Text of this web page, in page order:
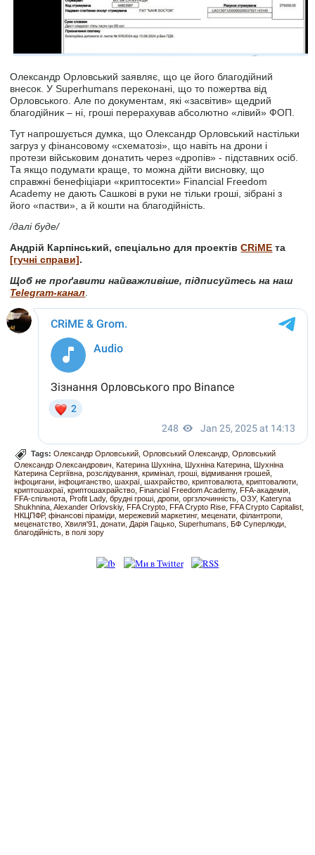
Олександр Орловський заявляє, що це його благодійний
внесок. У Superhumans переконані, що то пожертва від
Орловського. Але по документам, які «засвітив» щедрий
благодійник – ні, гроші перерахував абсолютно «лівий» ФОП.
Тут напрошується думка, що Олександр Орловський настільки
загруз у фінансовому «схематозі», що навіть на дрони і
протези військовим донатить через «дропів» - підставних осіб.
Та якщо подумати краще, то можна дійти висновку, що
справжні бенефіціари «криптосекти» Financial Freedom
Academy не дають Сашкові в руки не тільки гроші, зібрані з
його «пастви», а й кошти на благодійність.
/далі буде/
Андрій Карпінський, спеціально для проектівCRiME та
[гучні справи].
Щоб не проґавити найважливіше, підписуйтесь на наш
Telegram-канал.
Tags:Олександр Орловський Орловський Олександр Орловський
Олександр Олександрович
Катерина Шухніна Шухніна Катерина
Шухніна
Катерина Сергіївна розслідування кримінал гроші відмивання грошей
інфоцигани інфоциганство шахраї шахрайство криптовалюта криптовалюти
криптошахраї криптошахрайство Financial Freedom Academy
FFA-академія
FFA-спільнота
Profit Lady брудні гроші дропи оргзлочинність ОЗУ
Kateryna
Shukhnina Alexander Orlovskiy FFA Crypto FFA Crypto Rise
FFA Crypto Capitalist
НКЦПФР фінансові піраміди мережевий маркетинг меценати філантропи
меценатство Хвиля'91 донати Дарія Гацько Superhumans
БФ Суперлюди
благодійність в полі зору